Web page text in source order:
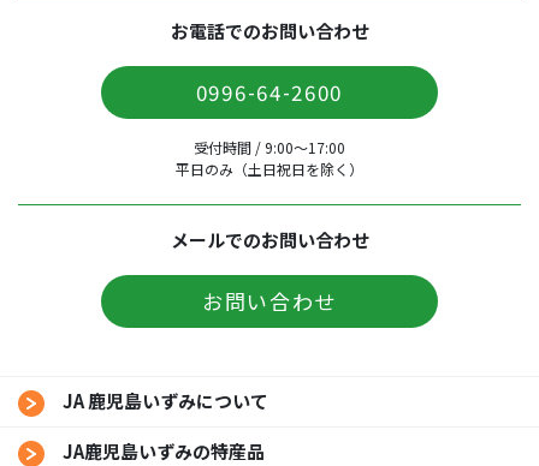
お電話でのお問い合わせ
0996-64-2600
受付時間 / 9:00〜17:00
平日のみ（土日祝日を除く）
メールでのお問い合わせ
お問い合わせ
JA 鹿児島いずみについて
JA鹿児島いずみの特産品